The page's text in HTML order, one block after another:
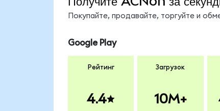
Покупайте, продавайте, торгуйте и
Google Play
Рейтинг
4.4
Загрузок
10M+